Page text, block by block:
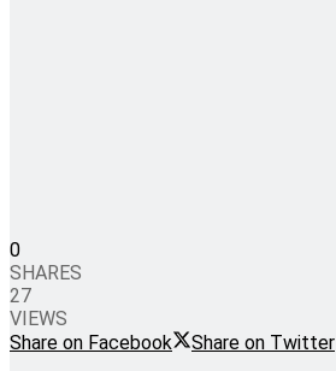
0
SHARES
27
VIEWS
Share on Facebook
Share on Twitter